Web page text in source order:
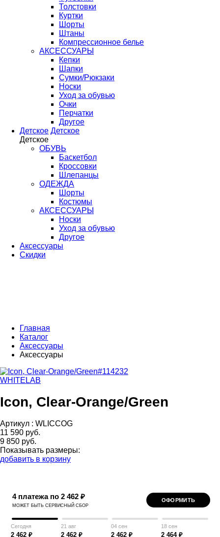
Толстовки
Куртки
Шорты
Штаны
Компрессионное белье
АКСЕССУАРЫ
Кепки
Шапки
Сумки/Рюкзаки
Носки
Уход за обувью
Очки
Перчатки
Другое
Детское Детское
Детское
ОБУВЬ
Баскетбол
Кроссовки
Шлепанцы
ОДЕЖДА
Шорты
Костюмы
АКСЕССУАРЫ
Носки
Уход за обувью
Другое
Аксессуары
Скидки
Главная
Каталог
Аксессуары
Аксессуары
WHITELAB
Icon, Clear-Orange/Green
Артикул : WLICCOG
11 590 руб.
9 850 руб.
Показывать размеры:
добавить в корзину
4 платежа по 2 462 ₽
МОЖЕТ БЫТЬ СЕРВИСНЫЙ СБОР
ОФОРМИТЬ
Сегодня
2 462 ₽
21 авг
2 462 ₽
04 сен
2 462 ₽
18 сен
2 464 ₽